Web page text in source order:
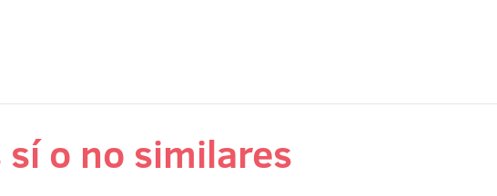
o no similares